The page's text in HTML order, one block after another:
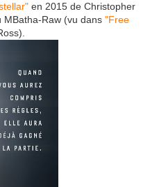
en 2015 de Christopher
MBatha-Raw (vu dans "Free